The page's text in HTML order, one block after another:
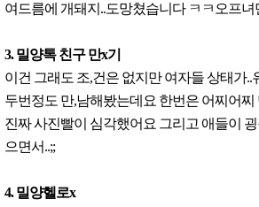
여드름에 개돼지..도망쳤습니다 ㅋㅋ오프녀
3. 밀양톡 친구 만x기
이건 그래도 조,건은 없지만 여자들 상태가..
두번정도 만,남해봤는데요 한번은 어찌어
진짜 사진빨이 심각했어요 그리고 애들이
으면서..;;
4. 밀양헬로x